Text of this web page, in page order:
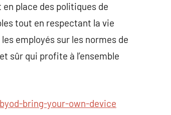
place des politiques de
tout en respectant la vie
employés sur les normes de
sûr qui profite à l’ensemble
bring-your-own-device